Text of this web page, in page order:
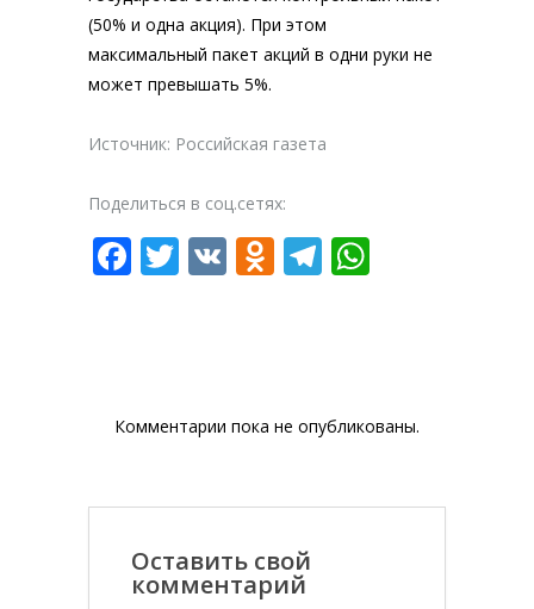
(50% и одна акция). При этом
максимальный пакет акций в одни руки не
может превышать 5%.
Источник: Российская газета
Поделиться в соц.сетях:
Facebook
Twitter
VK Odnoklassniki
Telegram
Комментарии пока не опубликованы.
Оставить свой
комментарий